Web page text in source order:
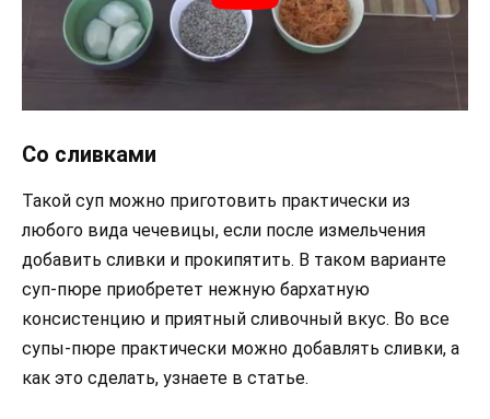
Со сливками
Такой суп можно приготовить практически из
любого вида чечевицы, если после измельчения
добавить сливки и прокипятить. В таком варианте
суп-пюре приобретет нежную бархатную
консистенцию и приятный сливочный вкус. Во все
супы-пюре практически можно добавлять сливки, а
как это сделать, узнаете в статье.